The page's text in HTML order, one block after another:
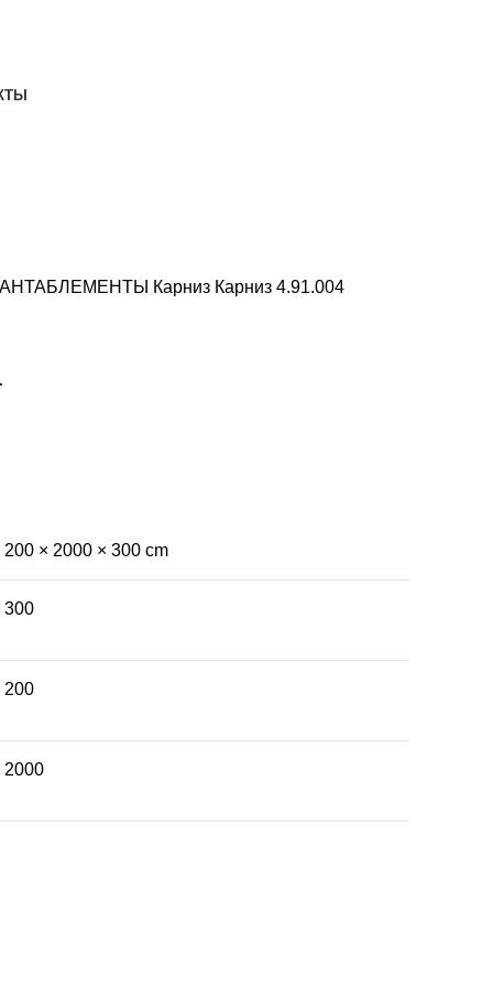
АНТАБЛЕМЕНТЫ Карниз Карниз 4.91.004
200 × 2000 × 300 cm
300
200
2000